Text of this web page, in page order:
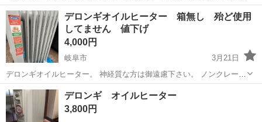
社特典最大20万円！｜入社から半年後には時給2,050円！さらに長く働
くほど時給UP☆ トヨタ車の製造（組立・加工など） トヨタ車体各工
場でのミニバン・SUV...
三重 いなべ市 多度駅
デロンギオイルヒーター 箱無し 殆ど使用
してません 値下げ
4,000円
岐阜市
3月21日
デロンギオイルヒーター。 神経質な方は御遠慮下さい。 ノンクレーム
ノンリターン。 かなり格安にしてあるのでお値下げは致しません。 他
でも出品していますので売れしだい取り消し致します。
岐阜 岐阜市 季節、空調家電 デロンギ
デロンギ オイルヒーター
3,800円